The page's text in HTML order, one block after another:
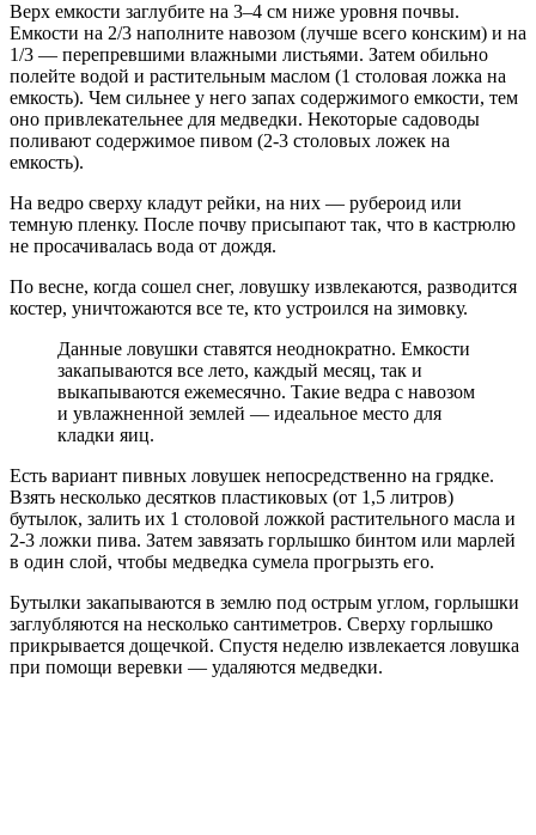
Верх емкости заглубите на 3–4 см ниже уровня почвы.
Емкости на 2/3 наполните навозом (лучше всего конским) и на
1/3 — перепревшими влажными листьями. Затем обильно
полейте водой и растительным маслом (1 столовая ложка на
емкость). Чем сильнее у него запах содержимого емкости, тем
оно привлекательнее для медведки. Некоторые садоводы
поливают содержимое пивом (2-3 столовых ложек на
емкость).
На ведро сверху кладут рейки, на них — рубероид или
темную пленку. После почву присыпают так, что в кастрюлю
не просачивалась вода от дождя.
По весне, когда сошел снег, ловушку извлекаются, разводится
костер, уничтожаются все те, кто устроился на зимовку.
Данные ловушки ставятся неоднократно. Емкости
закапываются все лето, каждый месяц, так и
выкапываются ежемесячно. Такие ведра с навозом
и увлажненной землей — идеальное место для
кладки яиц.
Есть вариант пивных ловушек непосредственно на грядке.
Взять несколько десятков пластиковых (от 1,5 литров)
бутылок, залить их 1 столовой ложкой растительного масла и
2-3 ложки пива. Затем завязать горлышко бинтом или марлей
в один слой, чтобы медведка сумела прогрызть его.
Бутылки закапываются в землю под острым углом, горлышки
заглубляются на несколько сантиметров. Сверху горлышко
прикрывается дощечкой. Спустя неделю извлекается ловушка
при помощи веревки — удаляются медведки.